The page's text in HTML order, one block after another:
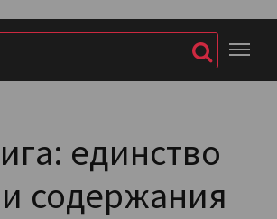
единство
содержания